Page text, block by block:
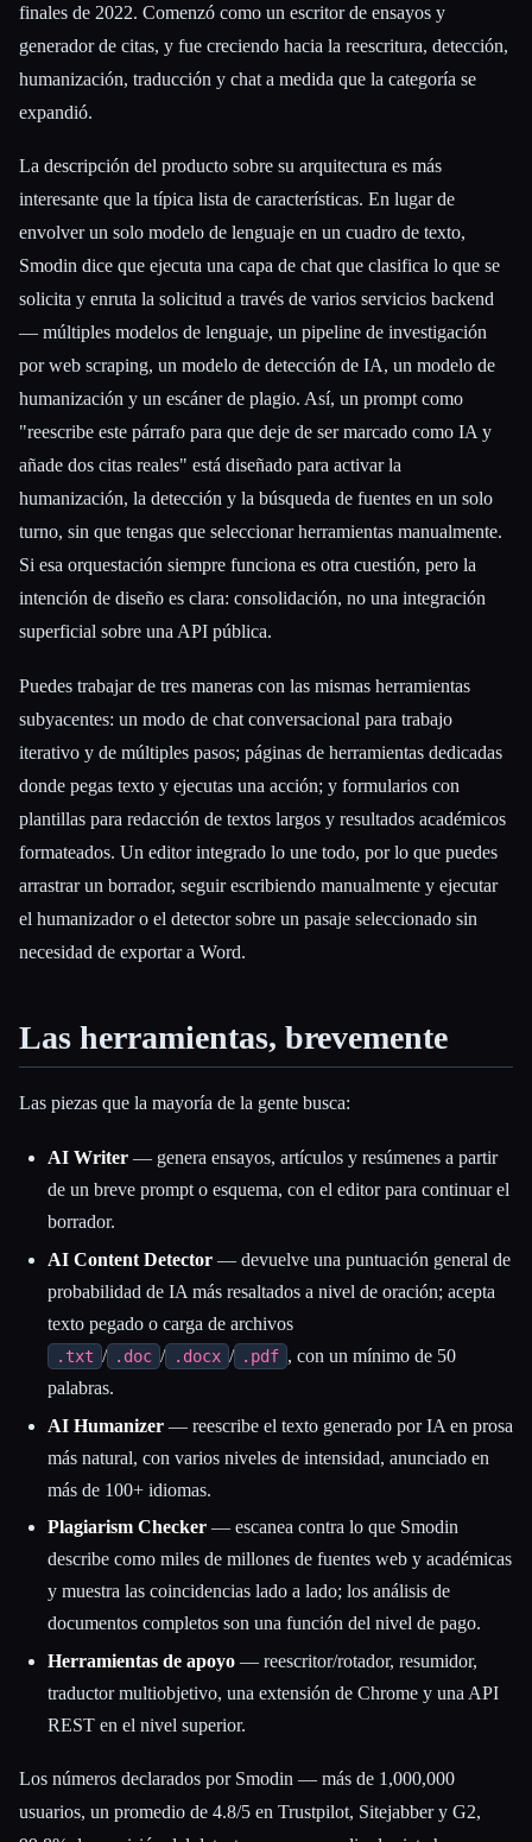
finales de 2022. Comenzó como un escritor de ensayos y
generador de citas, y fue creciendo hacia la reescritura, detección,
humanización, traducción y chat a medida que la categoría se
expandió.
La descripción del producto sobre su arquitectura es más
interesante que la típica lista de características. En lugar de
envolver un solo modelo de lenguaje en un cuadro de texto,
Smodin dice que ejecuta una capa de chat que clasifica lo que se
solicita y enruta la solicitud a través de varios servicios backend
— múltiples modelos de lenguaje, un pipeline de investigación
por web scraping, un modelo de detección de IA, un modelo de
humanización y un escáner de plagio. Así, un prompt como
"reescribe este párrafo para que deje de ser marcado como IA y
añade dos citas reales" está diseñado para activar la
humanización, la detección y la búsqueda de fuentes en un solo
turno, sin que tengas que seleccionar herramientas manualmente.
Si esa orquestación siempre funciona es otra cuestión, pero la
intención de diseño es clara: consolidación, no una integración
superficial sobre una API pública.
Puedes trabajar de tres maneras con las mismas herramientas
subyacentes: un modo de chat conversacional para trabajo
iterativo y de múltiples pasos; páginas de herramientas dedicadas
donde pegas texto y ejecutas una acción; y formularios con
plantillas para redacción de textos largos y resultados académicos
formateados. Un editor integrado lo une todo, por lo que puedes
arrastrar un borrador, seguir escribiendo manualmente y ejecutar
el humanizador o el detector sobre un pasaje seleccionado sin
necesidad de exportar a Word.
Las herramientas, brevemente
Las piezas que la mayoría de la gente busca:
AI Writer — genera ensayos, artículos y resúmenes a partir
de un breve prompt o esquema, con el editor para continuar el
borrador.
AI Content Detector — devuelve una puntuación general de
probabilidad de IA más resaltados a nivel de oración; acepta
texto pegado o carga de archivos
.txt / .doc / .docx / .pdf , con un mínimo de 50
palabras.
AI Humanizer — reescribe el texto generado por IA en prosa
más natural, con varios niveles de intensidad, anunciado en
más de 100+ idiomas.
Plagiarism Checker — escanea contra lo que Smodin
describe como miles de millones de fuentes web y académicas
y muestra las coincidencias lado a lado; los análisis de
documentos completos son una función del nivel de pago.
Herramientas de apoyo — reescritor/rotador, resumidor,
traductor multiobjetivo, una extensión de Chrome y una API
REST en el nivel superior.
Los números declarados por Smodin — más de 1,000,000
usuarios, un promedio de 4.8/5 en Trustpilot, Sitejabber y G2,